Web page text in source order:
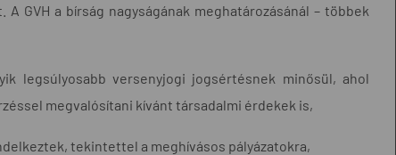
GVH a bírság nagyságának meghatározásánál – többek
legsúlyosabb versenyjogi jogsértésnek minősül, ahol
megvalósítani kívánt társadalmi érdekek is,
tekintettel a meghívásos pályázatokra,